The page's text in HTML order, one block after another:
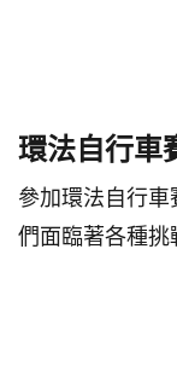
環法自行車
參加環法自行
們面臨著各種挑